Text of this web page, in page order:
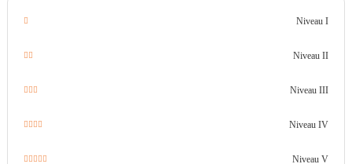
Niveau I
Niveau II
Niveau III
Niveau IV
Niveau V